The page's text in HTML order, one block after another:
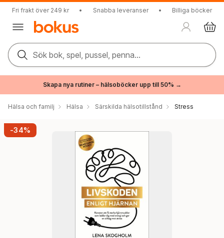
Fri frakt över 249 kr • Snabba leveranser • Billiga böcker
Sök bok, spel, pussel, penna...
Skapa nya rutiner – hälsoböcker upp till 50% →
Hälsa och familj Hälsa Särskilda hälsotillstånd Stress
-34%